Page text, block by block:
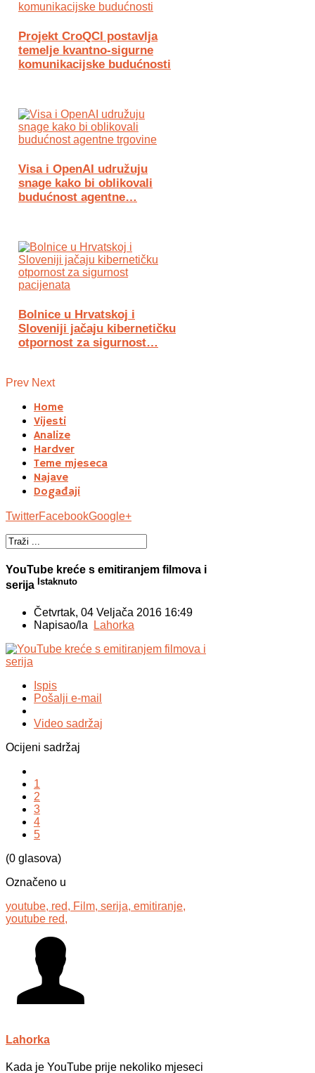
Projekt CroQCI postavlja
temelje kvantno-sigurne
komunikacijske budućnosti
Visa i OpenAI udružuju
snage kako bi oblikovali
budućnost agentne…
Bolnice u Hrvatskoj i
Sloveniji jačaju kibernetičku
otpornost za sigurnost…
Prev Next
Home
Vijesti
Analize
Hardver
Teme mjeseca
Najave
Događaji
TwitterFacebookGoogle+
YouTube kreće s emitiranjem filmova i
serija Istaknuto
Četvrtak, 04 Veljača 2016 16:49
Napisao/la Lahorka
Ispis
Pošalji e-mail
Video sadržaj
Ocijeni sadržaj
1
2
3
4
5
(0 glasova)
Označeno u
youtube, red, Film, serija, emitiranje,
youtube red,
Lahorka
Kada je YouTube prije nekoliko mjeseci